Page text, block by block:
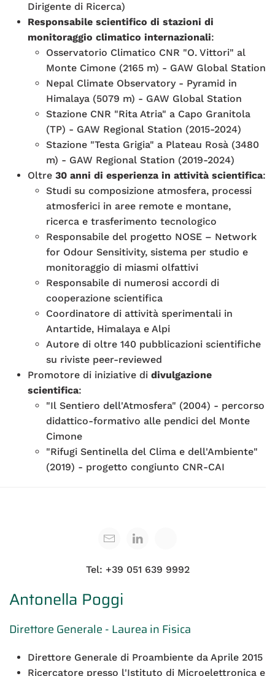
Dirigente di Ricerca)
Responsabile scientifico di stazioni di
monitoraggio climatico internazionali:
Osservatorio Climatico CNR "O. Vittori" al
Monte Cimone (2165 m) - GAW Global Station
Nepal Climate Observatory - Pyramid in
Himalaya (5079 m) - GAW Global Station
Stazione CNR "Rita Atria" a Capo Granitola
(TP) - GAW Regional Station (2015-2024)
Stazione "Testa Grigia" a Plateau Rosà (3480
m) - GAW Regional Station (2019-2024)
Oltre 30 anni di esperienza in attività scientifica:
Studi su composizione atmosfera, processi
atmosferici in aree remote e montane,
ricerca e trasferimento tecnologico
Responsabile del progetto NOSE – Network
for Odour Sensitivity, sistema per studio e
monitoraggio di miasmi olfattivi
Responsabile di numerosi accordi di
cooperazione scientifica
Coordinatore di attività sperimentali in
Antartide, Himalaya e Alpi
Autore di oltre 140 pubblicazioni scientifiche
su riviste peer-reviewed
Promotore di iniziative di divulgazione
scientifica:
"Il Sentiero dell'Atmosfera" (2004) - percorso
didattico-formativo alle pendici del Monte
Cimone
"Rifugi Sentinella del Clima e dell'Ambiente"
(2019) - progetto congiunto CNR-CAI
Tel: +39 051 639 9992
Antonella Poggi
Direttore Generale - Laurea in Fisica
Direttore Generale di Proambiente da Aprile 2015
Ricercatore presso l'Istituto di Microelettronica e